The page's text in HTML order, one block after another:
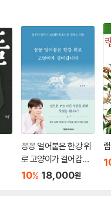
꽁꽁 얼어붙은 한강 위
로 고양이가 걸어갑니
다
10% 18,000원